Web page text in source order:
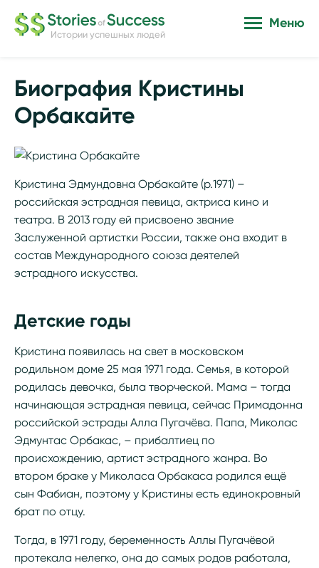
Истории успешных людей
Меню
Биография Кристины
Орбакайте
Кристина Эдмундовна Орбакайте (р.1971) –
российская эстрадная певица, актриса кино и
театра. В 2013 году ей присвоено звание
Заслуженной артистки России, также она входит в
состав Международного союза деятелей
эстрадного искусства.
Детские годы
Кристина появилась на свет в московском
родильном доме 25 мая 1971 года. Семья, в которой
родилась девочка, была творческой. Мама – тогда
начинающая эстрадная певица, сейчас Примадонна
российской эстрады Алла Пугачёва. Папа, Миколас
Эдмунтас Орбакас, – прибалтиец по
происхождению, артист эстрадного жанра. Во
втором браке у Миколаса Орбакаса родился ещё
сын Фабиан, поэтому у Кристины есть единокровный
брат по отцу.
Тогда, в 1971 году, беременность Аллы Пугачёвой
протекала нелегко, она до самых родов работала,